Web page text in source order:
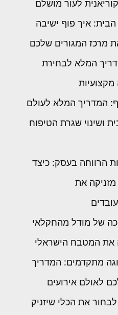
לעור מושלם
איך פוף ישיבה
מרכז המגורים שלכם
המלא לבחירת
מקצועיות
המדריך המלא לעולם
ושינוי שגרת הטיפוח
הרווחה בעסק: כיצד
מזניקה את
של מודל מהחקלאי
את המטבח הישראלי
מתקדמים: המדריך
לאולם אירועים
לבחור את הכלי שיזניק